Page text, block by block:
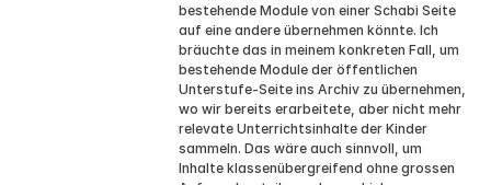
bestehende Module von einer Schabi Seite
auf eine andere übernehmen könnte. Ich
bräuchte das in meinem konkreten Fall, um
bestehende Module der öffentlichen
Unterstufe-Seite ins Archiv zu übernehmen,
wo wir bereits erarbeitete, aber nicht mehr
relevate Unterrichtsinhalte der Kinder
sammeln. Das wäre auch sinnvoll, um
Inhalte klassenübergreifend ohne grossen